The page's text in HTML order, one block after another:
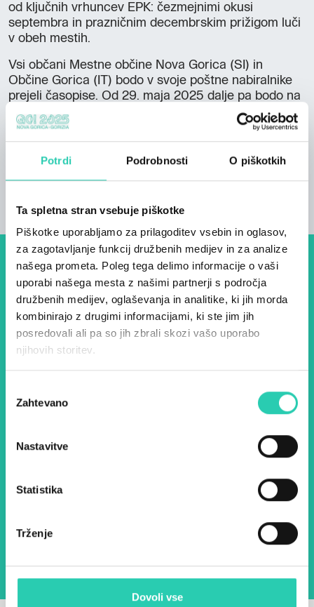
Potrdi Podrobnosti O piškotkih
Ta spletna stran vsebuje piškotke
Piškotke uporabljamo za prilagoditev vsebin in oglasov,
za zagotavljanje funkcij družbenih medijev in za analize
našega prometa. Poleg tega delimo informacije o vaši
uporabi našega mesta z našimi partnerji s področja
družbenih medijev, oglaševanja in analitike, ki jih morda
kombinirajo z drugimi informacijami, ki ste jim jih
posredovali ali pa so jih zbrali skozi vašo uporabo
njihovih storitev.
soglasja
Zahtevano
Nastavitve
Statistika
Trženje
Dovoli vse
od ključnih vrhuncev EPK: čezmejnimi okusi
septembra in prazničnim decembrskim prižigom luči
v obeh mestih.
Vsi občani Mestne občine Nova Gorica (SI) in
Občine Gorica (IT) bodo v svoje poštne nabiralnike
prejeli časopise. Od 29. maja 2025 dalje pa bodo na
voljo tudi v Komunikacijski pisarni GO! 2025.
Natej povezavije na voljo tudi spletna verzija,
časopis pa si lahko prenesete tudi na
tej povezavi
Foto: Luka Carlevaris
Dogodki, članki in zgodbe iz
evropske prestolnice kulture
– prijavite se na naš novičnik
in ostanite na tekočem z
našimi aktivnostmi.
namen pošiljanja novic.